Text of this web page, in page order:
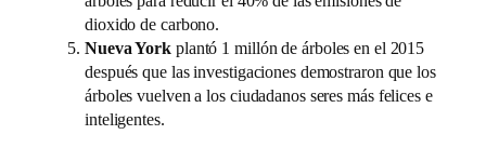
dioxido de carbono.
Nueva York plantó 1 millón de árboles en el 2015
después que las investigaciones demostraron que los
árboles vuelven a los ciudadanos seres más felices e
inteligentes.